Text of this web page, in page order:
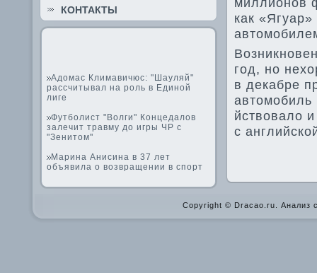
КОНТАКТЫ
Адомас Климавичюс: "Шауляй"
рассчитывал на роль в Единой
лиге
Футболист "Волги" Концедалов
залечит травму до игры ЧР с
"Зенитом"
Марина Анисина в 37 лет
объявила о возвращении в спорт
как
год, но
в де­кабре
автомоби­ль
йствовало
с
Copyright © Dracao.ru. Анализ